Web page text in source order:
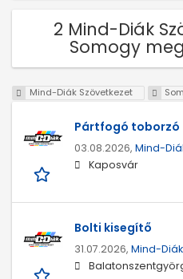
2 Mind-Diák
Somogy
Mind-Diák Szövetkezet
Pártfogó toborzó
03.08.2026, Mind-
Kaposvár
Bolti kisegítő
31.07.2026, Mind-